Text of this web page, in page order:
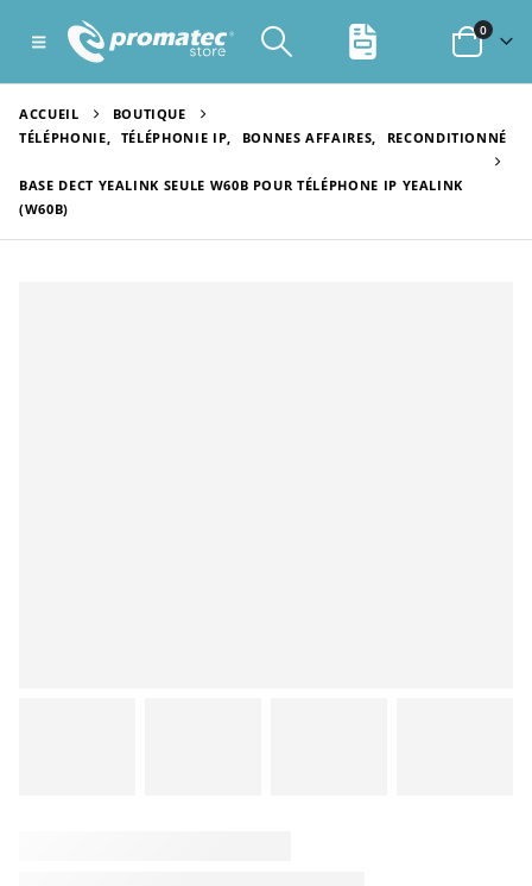
0
ACCUEIL
BOUTIQUE
TÉLÉPHONIE, TÉLÉPHONIE IP, BONNES AFFAIRES, RECONDITIONNÉ
BASE DECT YEALINK SEULE W60B POUR TÉLÉPHONE IP YEALINK
(W60B)